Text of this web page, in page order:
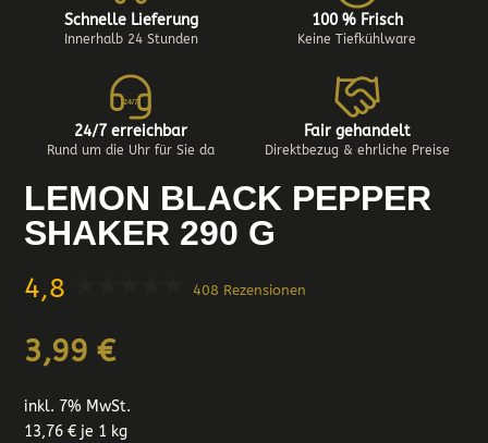
LEMON BLACK PEPPER
SHAKER 290 G
4,8 408 Rezensionen
3,99€
inkl. 7% MwSt.
13,76€ je 1 kg
Schnelle Lieferung
Innerhalb 24 Stunden
100 % Frisch
Keine Tiefkühlware
24/7
24/7 erreichbar
Rund um die Uhr für Sie da
Fair gehandelt
Direktbezug & ehrliche Preise